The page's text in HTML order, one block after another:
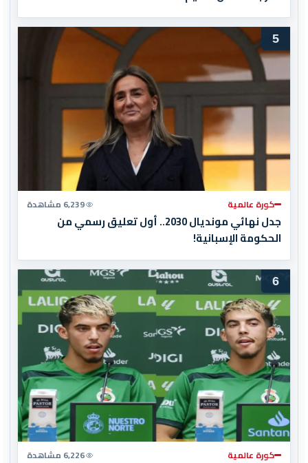
5
كورة عالمية 6,239 مشاهدة
جدل نهائي مونديال 2030.. أول تعليق رسمي من
الحكومة الإسبانية!
6
كورة عالمية 6,226 مشاهدة